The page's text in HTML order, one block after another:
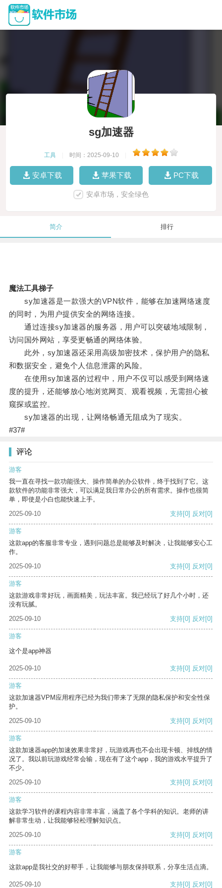
sg加速器
工具 时间：2025-09-10
安卓下载 苹果下载 PC下载
安卓市场，安全绿色
简介 排行
魔法工具梯子
sy加速器是一款强大的VPN软件，能够在加速网络速度
的同时，为用户提供安全的网络连接。
通过连接sy加速器的服务器，用户可以突破地域限制，
访问国外网站，享受更畅通的网络体验。
此外，sy加速器还采用高级加密技术，保护用户的隐私
和数据安全，避免个人信息泄露的风险。
在使用sy加速器的过程中，用户不仅可以感受到网络速
度的提升，还能够放心地浏览网页、观看视频，无需担心被
窥探或监控。
sy加速器的出现，让网络畅通无阻成为了现实。
#37#
评论
游客
我一直在寻找一款功能强大、操作简单的办公软件，终于找到了它。这
款软件的功能非常强大，可以满足我日常办公的所有需求。操作也很简
单，即使是小白也能快速上手。
2025-09-10
支持[0] 反对[0]
游客
这款app的客服非常专业，遇到问题总是能够及时解决，让我能够安心工
作。
2025-09-10
支持[0] 反对[0]
游客
这款游戏非常好玩，画面精美，玩法丰富。我已经玩了好几个小时，还
没有玩腻。
2025-09-10
支持[0] 反对[0]
游客
这个是app神器
2025-09-10 支持[0] 反对[0]
游客
这款加速器VPM应用程序已经为我们带来了无限的隐私保护和安全性保
护。
2025-09-10
支持[0] 反对[0]
游客
这款加速器app的加速效果非常好，玩游戏再也不会出现卡顿、掉线的情
况了。我以前玩游戏经常会输，现在有了这个app，我的游戏水平提升了
不少。
2025-09-10
支持[0] 反对[0]
游客
这款学习软件的课程内容非常丰富，涵盖了各个学科的知识。老师的讲
解非常生动，让我能够轻松理解知识点。
2025-09-10
支持[0] 反对[0]
游客
这款app是我社交的好帮手，让我能够与朋友保持联系，分享生活点滴。
2025-09-10 支持[0] 反对[0]